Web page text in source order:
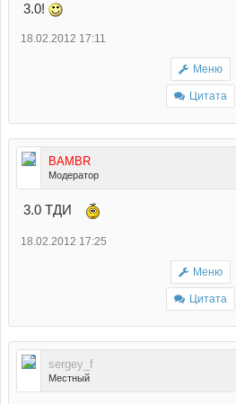
3.0!
18.02.2012 17:11
Меню
Цитата
BAMBR
Модератор
3.0 ТДИ
18.02.2012 17:25
Меню
Цитата
sergey_f
Местный